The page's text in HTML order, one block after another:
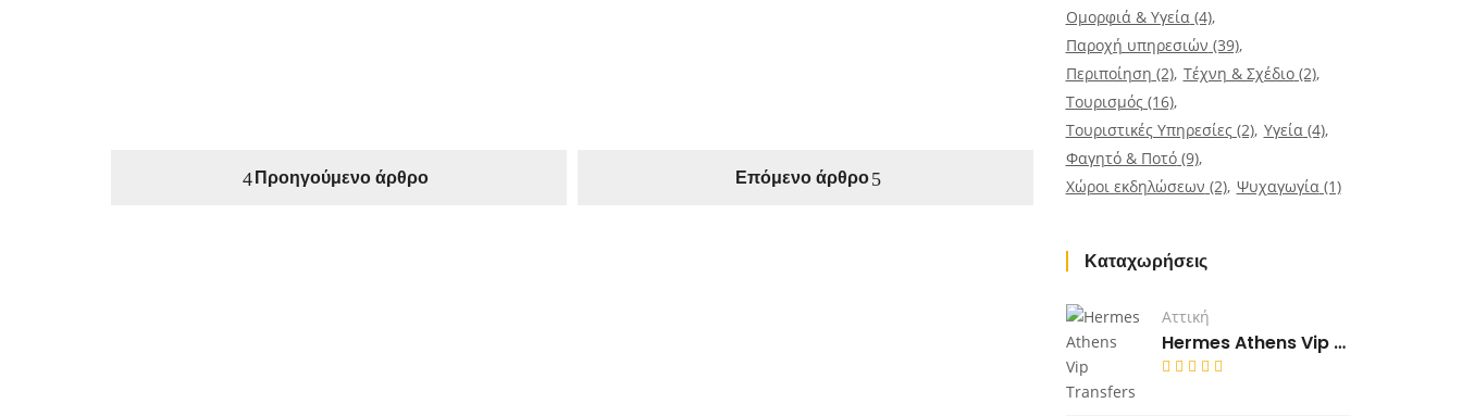
Προηγούμενο άρθρο Επόμενο άρθρο
Ομορφιά & Υγεία(4)
Παροχή υπηρεσιών (39)
Περιποίηση (2) Τέχνη & Σχέδιο(2)
Τουρισμός(16)
Τουριστικές Υπηρεσίες(2) Υγεία(4)
Φαγητό & Ποτό(9)
Χώροι εκδηλώσεων (2) Ψυχαγωγία(1)
Καταχωρήσεις
Αττική
Hermes Athens Vip Transfers